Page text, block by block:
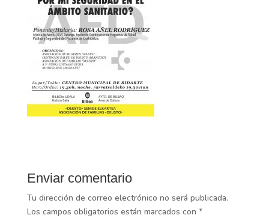
Enviar comentario
Tu dirección de correo electrónico no será publicada.
Los campos obligatorios están marcados con *